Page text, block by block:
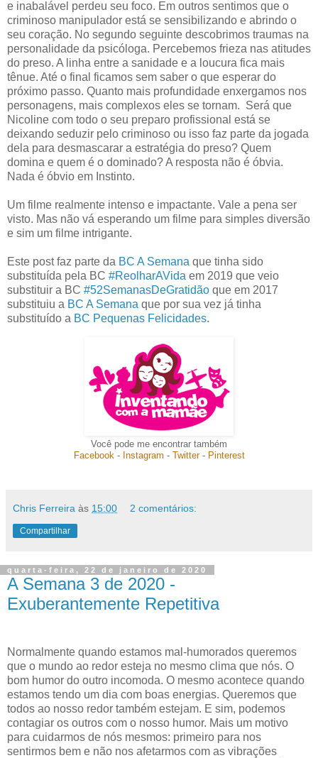
e inabalável perdeu seu foco. Em outros sentimos que o
criminoso manipulador está se sensibilizando e abrindo o
seu coração. No segundo seguinte descobrimos traumas na
personalidade da psicóloga. Percebemos frieza nas atitudes
do preso. A linha entre a sanidade e a loucura fica mais
tênue. Até o final ficamos sem saber o que esperar do
próximo passo. Quanto mais profundidade enxergamos nos
personagens, mais complexos eles se tornam. Será que
Nicoline com todo o seu preparo profissional está se
deixando seduzir pelo criminoso ou isso faz parte da jogada
dela para desmascarar a estratégia do preso? Quem
domina e quem é o dominado? A resposta não é óbvia.
Nada é óbvio em Instinto.
Um filme realmente intenso e impactante. Vale a pena ser
visto. Mas não vá esperando um filme para simples diversão
e sim um filme intrigante.
Este post faz parte da BC A Semana que tinha sido
substituída pela BC #ReolharAVida em 2019 que veio
substituir a BC #52SemanasDeGratidão que em 2017
substituiu a BC A Semana que por sua vez já tinha
substituído a BC Pequenas Felicidades.
Você pode me encontrar também
Facebook - Instagram - Twitter- Pinterest
Chris Ferreira às 15:00 2 comentários:
Compartilhar
quarta-feira, 22 de janeiro de 2020
A Semana 3 de 2020 -
Exuberantemente Repetitiva
Normalmente quando estamos mal-humorados queremos
que o mundo ao redor esteja no mesmo clima que nós. O
bom humor do outro incomoda. O mesmo acontece quando
estamos tendo um dia com boas energias. Queremos que
todos ao nosso redor também estejam. E sim, podemos
contagiar os outros com o nosso humor. Mais um motivo
para cuidarmos de nós mesmos: primeiro para nos
sentirmos bem e não nos afetarmos com as vibrações